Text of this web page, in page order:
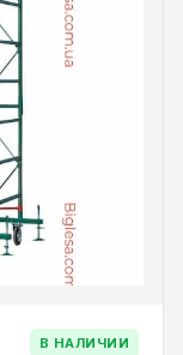
В НАЛИЧИИ